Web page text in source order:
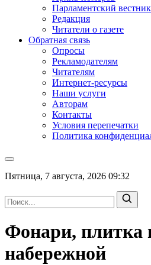
Парламентский вестник
Редакция
Читатели о газете
Обратная связь
Опросы
Рекламодателям
Читателям
Интернет-ресурсы
Наши услуги
Авторам
Контакты
Условия перепечатки
Политика
Пятница, 7 августа, 2026 09:32
Фонари, плитка
набережной